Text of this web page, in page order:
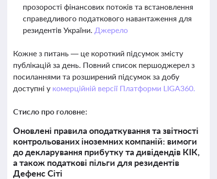
прозорості фінансових потоків та встановлення
справедливого податкового навантаження для
резидентів України. Джерело
Кожне з питань — це короткий підсумок змісту
публікацій за день. Повний список першоджерел з
посиланнями та розширений підсумок за добу
доступні у комерційній версії Платформи LIGA360.
Стисло про головне:
Оновлені правила оподаткування та звітності
контрольованих іноземних компаній: вимоги
до декларування прибутку та дивідендів КІК,
а також податкові пільги для резидентів
Дефенс Сіті